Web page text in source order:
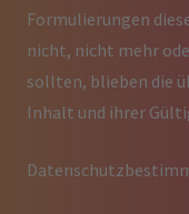
Formulierungen
nicht, nicht mehr
sollten, blieben die
Inhalt und ihrer